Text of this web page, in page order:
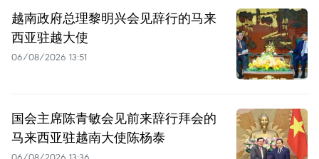
越南政府总理黎明兴会见辞行的马来
西亚驻越大使
06/08/2026 13:51
国会主席陈青敏会见前来辞行拜会的
马来西亚驻越南大使陈杨泰